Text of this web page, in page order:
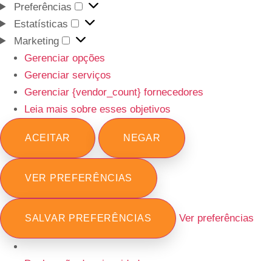
Preferências
Estatísticas
Marketing
Gerenciar opções
Gerenciar serviços
Gerenciar {vendor_count} fornecedores
Leia mais sobre esses objetivos
ACEITAR NEGAR
VER PREFERÊNCIAS
SALVAR PREFERÊNCIAS Ver preferências